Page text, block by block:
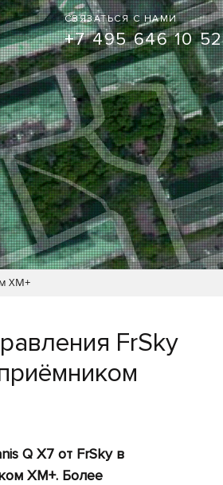
СВЯЗАТЬСЯ С НАМИ
+7 495 646 10 52
XM+
FrSky
Q X7 от FrSky в
XM+. Более